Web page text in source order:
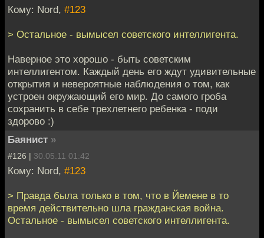
Кому: Nord, #123
> Остальное - вымысел советского интеллигента.
Наверное это хорошо - быть советским
интеллигентом. Каждый день его ждут удивительные
открытия и невероятные наблюдения о том, как
устроен окружающий его мир. До самого гроба
сохранить в себе трехлетнего ребенка - поди
здорово :)
Баянист »
#126 | 30.05.11 01:42
Кому: Nord, #123
> Правда была только в том, что в Йемене в то
время действительно шла гражданская война.
Остальное - вымысел советского интеллигента.